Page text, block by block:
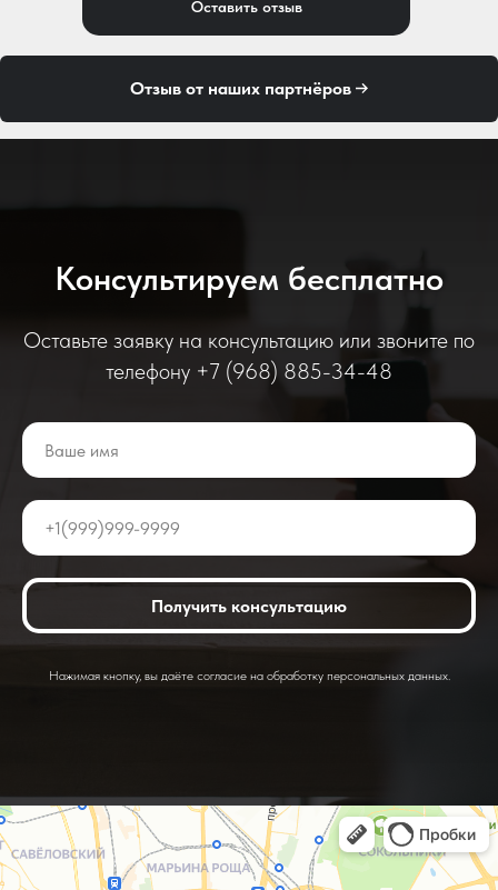
Оставить отзыв
Отзыв от наших партнёров
Консультируем бесплатно
Оставьте заявку на консультацию или звоните по
телефону +7 (968) 885-34-48
Получить консультацию
Нажимая кнопку, вы даёте согласие на обработку персональных данных.